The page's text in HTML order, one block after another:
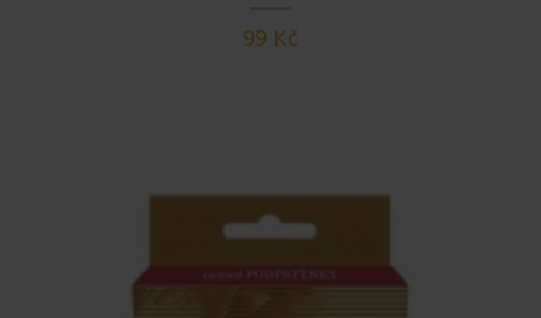
99 Kč